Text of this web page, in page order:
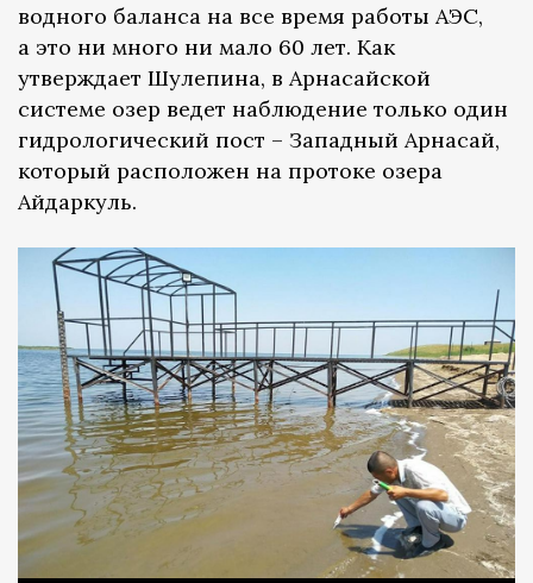
водного баланса на все время работы АЭС,
а это ни много ни мало 60 лет. Как
утверждает Шулепина, в Арнасайской
системе озер ведет наблюдение только один
гидрологический пост – Западный Арнасай,
который расположен на протоке озера
Айдаркуль.